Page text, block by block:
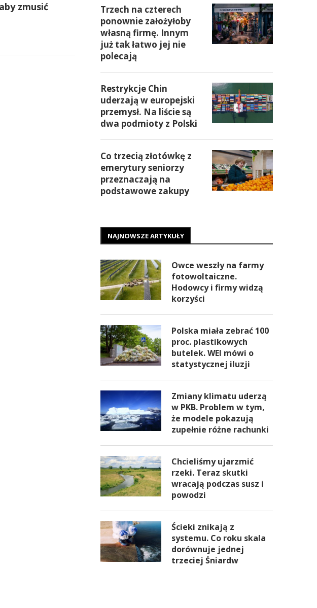
zmusić
Trzech na czterech
ponownie założyłoby
własną firmę. Innym
już tak łatwo jej nie
polecają
Restrykcje Chin
uderzają w europejski
przemysł. Na liście są
dwa podmioty z Polski
Co trzecią złotówkę z
emerytury seniorzy
przeznaczają na
podstawowe zakupy
NAJNOWSZE ARTYKUŁY
Owce weszły na farmy
fotowoltaiczne.
Hodowcy i firmy widzą
korzyści
Polska miała zebrać 100
proc. plastikowych
butelek. WEI mówi o
statystycznej iluzji
Zmiany klimatu uderzą
w PKB. Problem w tym,
że modele pokazują
zupełnie różne rachunki
Chcieliśmy ujarzmić
rzeki. Teraz skutki
wracają podczas susz i
powodzi
Ścieki znikają z
systemu. Co roku skala
dorównuje jednej
trzeciej Śniardw